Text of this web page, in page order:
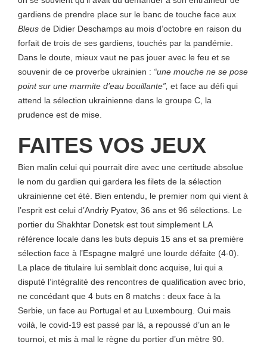
gardiens de prendre place sur le banc de touche face aux
Bleus de Didier Deschamps au mois d’octobre en raison du
forfait de trois de ses gardiens, touchés par la pandémie.
Dans le doute, mieux vaut ne pas jouer avec le feu et se
souvenir de ce proverbe ukrainien : “une mouche ne se pose
point sur une marmite d’eau bouillante”, et face au défi qui
attend la sélection ukrainienne dans le groupe C, la
prudence est de mise.
FAITES VOS JEUX
Bien malin celui qui pourrait dire avec une certitude absolue
le nom du gardien qui gardera les filets de la sélection
ukrainienne cet été. Bien entendu, le premier nom qui vient à
l’esprit est celui d’Andriy Pyatov, 36 ans et 96 sélections. Le
portier du Shakhtar Donetsk est tout simplement LA
référence locale dans les buts depuis 15 ans et sa première
sélection face à l’Espagne malgré une lourde défaite (4-0).
La place de titulaire lui semblait donc acquise, lui qui a
disputé l’intégralité des rencontres de qualification avec brio,
ne concédant que 4 buts en 8 matchs : deux face à la
Serbie, un face au Portugal et au Luxembourg. Oui mais
voilà, le covid-19 est passé par là, a repoussé d’un an le
tournoi, et mis à mal le règne du portier d’un mètre 90.